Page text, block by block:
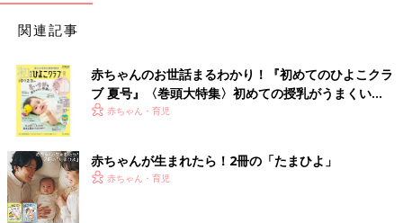
関連記事
赤ちゃんのお世話まるわかり！『初めてのひよこクラ
ブ 夏号』〈巻頭大特集〉初めての授乳がうまくい
く！ おっぱい・ミルクの基本と夏のトラブル 解決テ
赤ちゃん・育児
赤ちゃんが生まれたら！2冊の「たまひよ」
赤ちゃん・育児